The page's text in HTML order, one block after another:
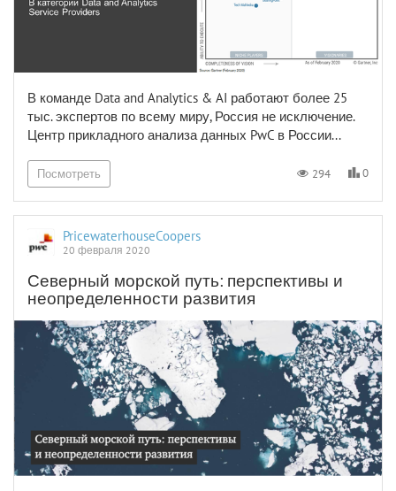
В команде Data and Analytics & AI работают более 25
тыс. экспертов по всему миру, Россия не исключение.
Центр прикладного анализа данных PwC в России...
Посмотреть 294 0
PricewaterhouseCoopers
20 февраля 2020
Северный морской путь: перспективы и
неопределенности развития